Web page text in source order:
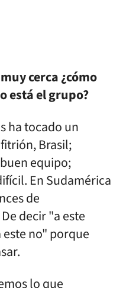
cerca ¿cómo
está el grupo?
ha tocado un
Brasil;
equipo;
En Sudamérica
de
decir "a este
no" porque
lo que